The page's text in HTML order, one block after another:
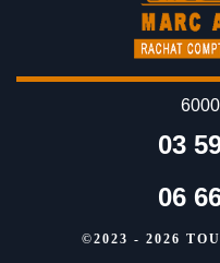
03
06
©2023 - 2026